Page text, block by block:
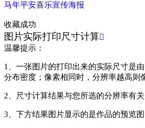
马年平安喜乐宣传海报
收藏成功
图片实际打印尺寸计算
温馨提示：
1、一张图片的打印出来的实际尺寸是
分布密度；像素相同时，分辨率越高则
2、尺寸计算结果与您所选的分辨率有
3、下方结果图片显示的是作品的预览